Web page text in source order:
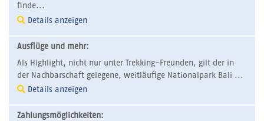
finde...
Details anzeigen
Ausflüge und mehr:
Als Highlight, nicht nur unter Trekking-Freunden, gilt der in
der Nachbarschaft gelegene, weitläufige Nationalpark Bali ...
Details anzeigen
Zahlungsmöglichkeiten: